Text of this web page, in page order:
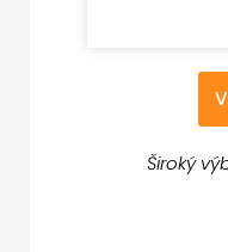
Široký